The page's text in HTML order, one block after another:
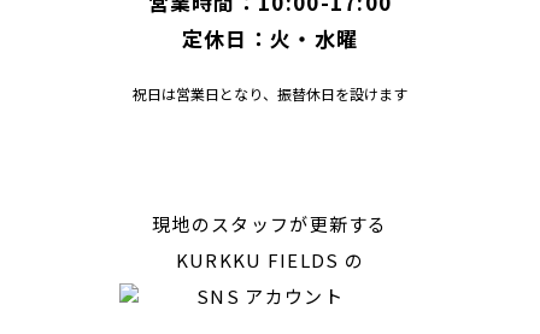
定休日：火・水曜
祝日は営業日となり、振替休日を設けます
現地のスタッフが更新する
KURKKU FIELDS の
SNS アカウント